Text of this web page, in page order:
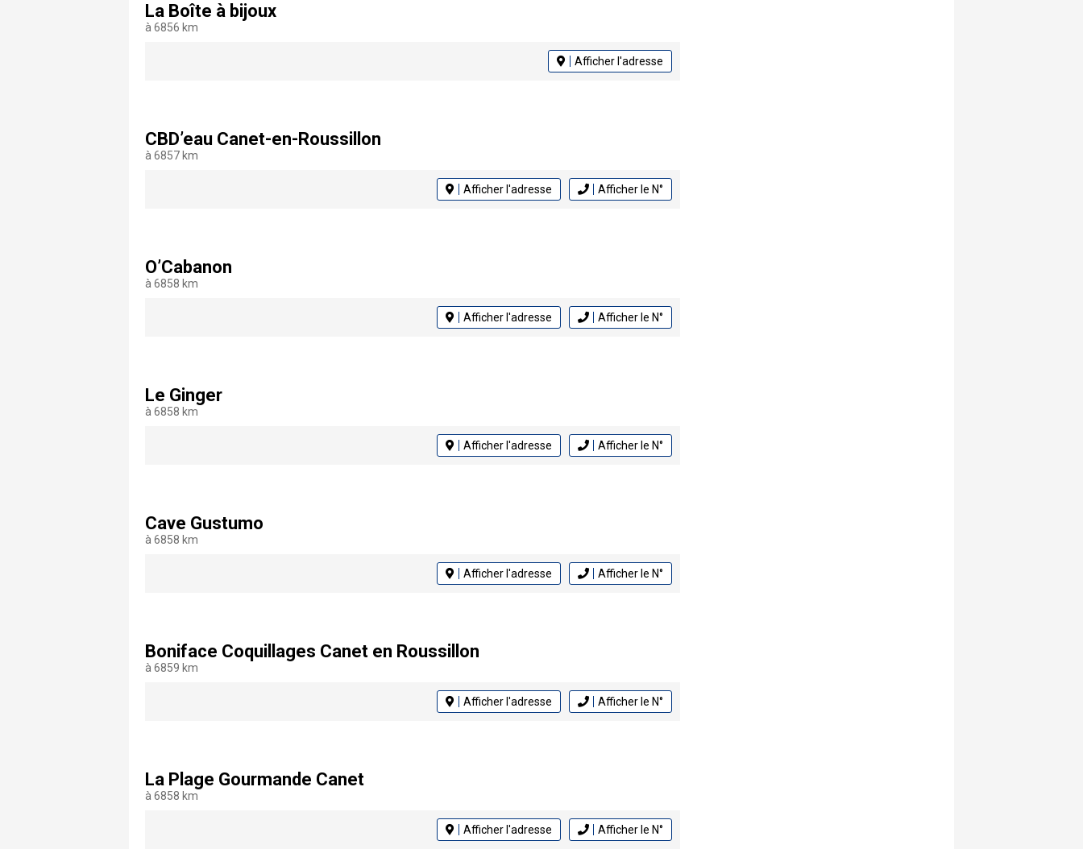
La Boîte à bijoux
à 6856 km
Afficher l'adresse
CBD’eau Canet-en-Roussillon
à 6857 km
Afficher l'adresse Afficher le N°
O’Cabanon
à 6858 km
Afficher l'adresse Afficher le N°
Le Ginger
à 6858 km
Afficher l'adresse Afficher le N°
Cave Gustumo
à 6858 km
Afficher l'adresse Afficher le N°
Boniface Coquillages Canet en Roussillon
à 6859 km
Afficher l'adresse Afficher le N°
La Plage Gourmande Canet
à 6858 km
Afficher l'adresse Afficher le N°